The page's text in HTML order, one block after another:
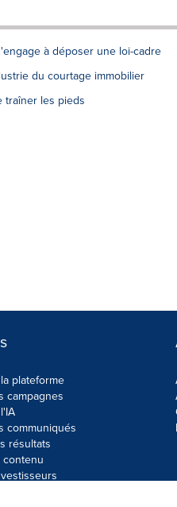
à déposer une loi-cadre
du courtage immobilier
traîner les pieds
plateforme
campagnes
communiqués
résultats